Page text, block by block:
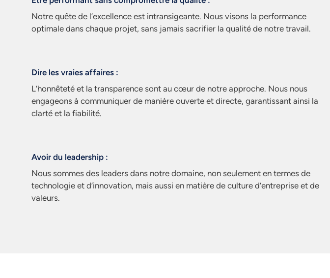
Notre quête de l’excellence est intransigeante. Nous visons la performance
optimale dans chaque projet, sans jamais sacrifier la qualité de notre travail.
Dire les vraies affaires :
L’honnêteté et la transparence sont au cœur de notre approche. Nous nous
engageons à communiquer de manière ouverte et directe, garantissant ainsi la
clarté et la fiabilité.
Avoir du leadership :
Nous sommes des leaders dans notre domaine, non seulement en termes de
technologie et d’innovation, mais aussi en matière de culture d’entreprise et de
valeurs.